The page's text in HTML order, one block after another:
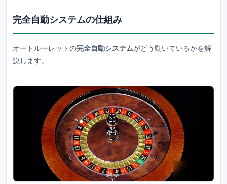
完全自動システムの仕組み
オートルーレットの完全自動システムがどう動いているかを解
説します。